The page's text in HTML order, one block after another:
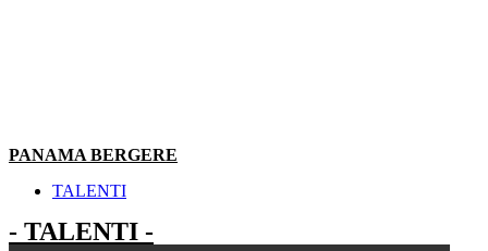
PANAMA BERGERE
TALENTI
- TALENTI -